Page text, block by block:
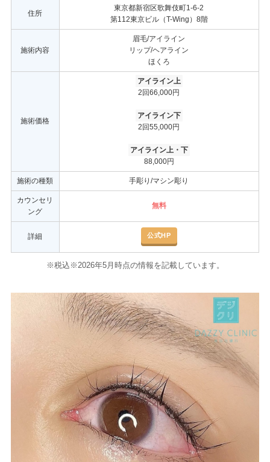
住所
東京都新宿区歌舞伎町1-6-2
第112東京ビル（T-Wing）8階
施術内容
眉毛/アイライン
リップ/ヘアライン
ほくろ
施術価格
アイライン上
2回66,000円
アイライン下
2回55,000円
アイライン上・下
88,000円
施術の種類 手彫り/マシン彫り
カウンセリ
ング
無料
詳細 公式HP
※税込※2026年5月時点の情報を記載しています。